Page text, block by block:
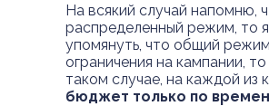
На всякий случай напомню,
распределенный режим, то
упомянуть, что общий
ограничения на кампании,
таком случае, на каждой
бюджет только по